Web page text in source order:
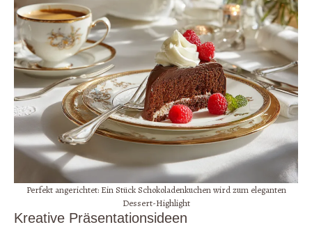
Perfekt angerichtet: Ein Stück Schokoladenkuchen wird zum eleganten
Dessert-Highlight
Kreative Präsentationsideen